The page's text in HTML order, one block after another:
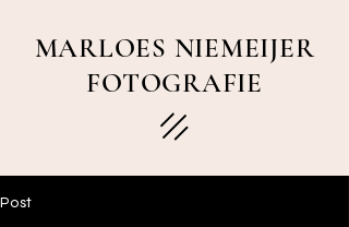
MARLOES NIEMEIJER
FOTOGRAFIE
Post